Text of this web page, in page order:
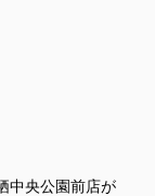
中央公園前店が